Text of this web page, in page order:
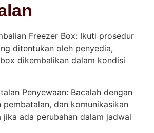
Freezer Box: Ikuti prosedur
ditentukan oleh penyedia,
dikembalikan dalam kondisi
Penyewaan: Bacalah dengan
dan komunikasikan
jika ada perubahan dalam jadwal